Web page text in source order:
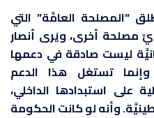
“المصلحة العامَّة” التي
مصلحة أخرى، ويَرى أنصار
ليست صادقة في دعمها
وإنما تستغل هذا الدعم
على استبدادها الداخلي،
وأنه لو كانت الحكومة